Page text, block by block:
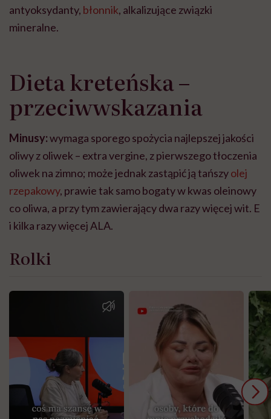
antyoksydanty, błonnik, alkalizujące związki
mineralne.
Dieta kreteńska –
przeciwwskazania
Minusy:wymaga sporego spożycia najlepszej jakości
oliwy z oliwek – extra vergine, z pierwszego tłoczenia
oliwek na zimno; może jednak zastąpić ją tańszyolej
rzepakowy, prawie tak samo bogaty w kwas oleinowy
co oliwa, a przy tym zawierający dwa razy więcej wit. E
i kilka razy więcej ALA.
Rolki